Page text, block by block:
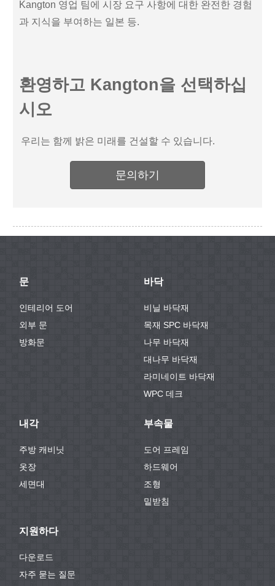
Kangton 영업 팀에 시장 요구 사항에 대한 완전한 경험
과 지식을 부여하는 일본 등.
환영하고 Kangton을 선택하십
시오
우리는 함께 밝은 미래를 건설할 수 있습니다.
문의하기
문
인테리어 도어
외부 문
방화문
바닥
비닐 바닥재
목재 SPC 바닥재
나무 바닥재
대나무 바닥재
라미네이트 바닥재
WPC 데크
내각
주방 캐비닛
옷장
세면대
부속물
도어 프레임
하드웨어
조형
밑받침
지원하다
다운로드
자주 묻는 질문